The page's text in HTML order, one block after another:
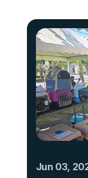
Jun 03,